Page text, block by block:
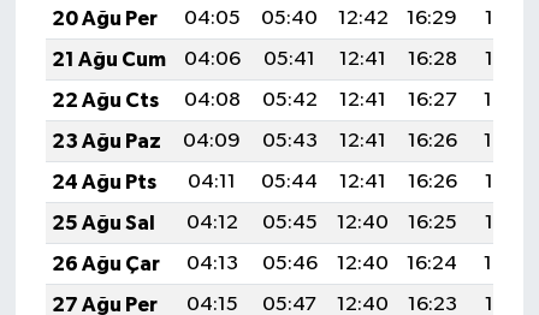
20 Ağu Per
04:05 05:40 12:42 16:29
19:33
21 Ağu Cum
04:06 05:41 12:41 16:28
19:32
22 Ağu Cts
04:08 05:42 12:41 16:27
19:30
23 Ağu Paz
04:09 05:43 12:41 16:26
19:29
24 Ağu Pts
04:11 05:44 12:41 16:26
19:27
25 Ağu Sal
04:12 05:45 12:40 16:25
19:25
26 Ağu Çar
04:13 05:46 12:40 16:24
19:24
27 Ağu Per
04:15 05:47 12:40 16:23
19:22